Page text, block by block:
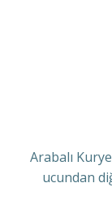
Arabalı
ucundan